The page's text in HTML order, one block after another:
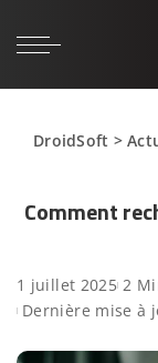
DroidSoft >
Comment
1 juillet 2025 2
Dernière mise à